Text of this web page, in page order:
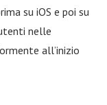
su iOS e poi su
nelle
all’inizio